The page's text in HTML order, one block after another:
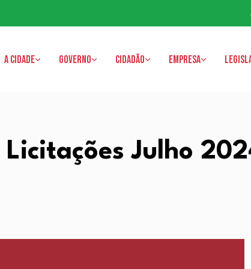
A cidade Governo Cidadão Empresa
Licitações Julho